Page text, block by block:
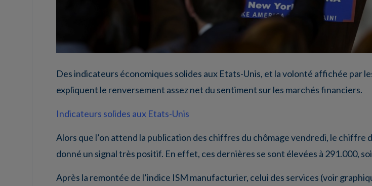
Des indicateurs économiques solides aux Etats-Unis, et la volonté affichée par
expliquent le renversement assez net du sentiment sur les marchés financiers.
Indicateurs solides aux Etats-Unis
Alors que l’on attend la publication des chiffres du chômage vendredi, le chiffre
donné un signal très positif. En effet, ces dernières se sont élevées à 291.000,
Après la remontée de l’indice ISM manufacturier, celui des services (voir